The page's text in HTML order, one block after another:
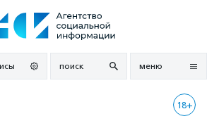
поиск меню
18+